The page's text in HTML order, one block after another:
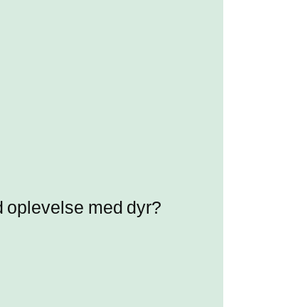
oplevelse med dyr?